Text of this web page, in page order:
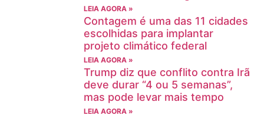
LEIA AGORA »
Contagem é uma das 11 cidades
escolhidas para implantar
projeto climático federal
LEIA AGORA »
Trump diz que conflito contra Irã
deve durar “4 ou 5 semanas”,
mas pode levar mais tempo
LEIA AGORA »